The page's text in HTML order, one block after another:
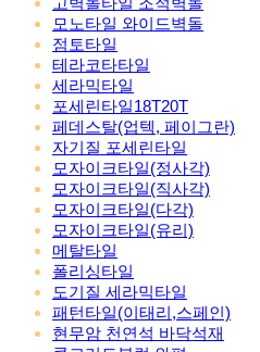
모노타일 와이드벽돌
점토타일
테라코타타일
세라믹타일
포세린타일18T20T
페데스탈(업텍, 페이그란)
자기질 포세린타일
모자이크타일(정사각)
모자이크타일(직사각)
모자이크타일(다각)
모자이크타일(유리)
메탈타일
폴리싱타일
도기질 세라믹타일
패턴타일(이태리,스페인)
현무암 천연석 바닥석재